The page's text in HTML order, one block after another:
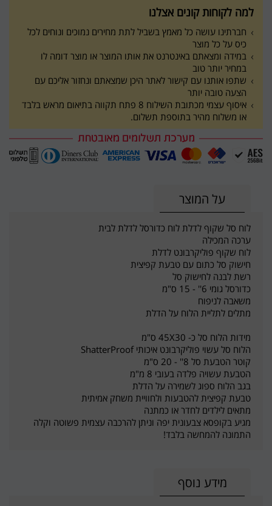
למה לקוחות קונים אצלנו
חברתינו עושה כל מאמץ בשביל לתת מחירים נמוכים ונוחים לכל
כיס על כל מוצר
במידה ומצאתם באינטרנט את אותו המוצר או מוצר דומה לו
במחיר יותר טוב
שתפו אותנו עם קישור לאתר היכן שמצאתם ונחזור אליכם עם
הצעה טובה יותר
איסוף עצמי מכתובת השילוח 8 פתח תקווה בתיאום מראש בלבד
או משלוח מהיר בתוספת תשלום.
על המוצר
לוח סל שקוף לדלת לוח כדורסל לדלת לבית
ערכה המכילה
לוח שקוף פוליקרבונט לדלת
חישוק סל כתום עם טבעת קפיצית
רשת לבנה לחישוק סל
כדורסל גומי 6'' - 15 ס"מ
משאבה לניפוח
מתלים לתליית הלוח על הדלת
מידות הלוח סל כ- 45X30 ס"מ
הלוח סל עשוי פוליקרבונט איכותי ShatterProof
קוטר הטבעת סל 8'' - 20 ס"מ
הטבעת עשויה פלדה בעובי 8 מ"מ
בגב הלוח ספוג לשמירה על הדלת
טבעת קפיצית להטבעות ולחוויית משחק אמיתית
מתאים לילדים לחדר או כמתנה
מגיע בקופסא צבעונית יפה וניתן להרכבה עצמית פשוטה וקלה
התמונה להמחשה בלבד!
מידע נוסף